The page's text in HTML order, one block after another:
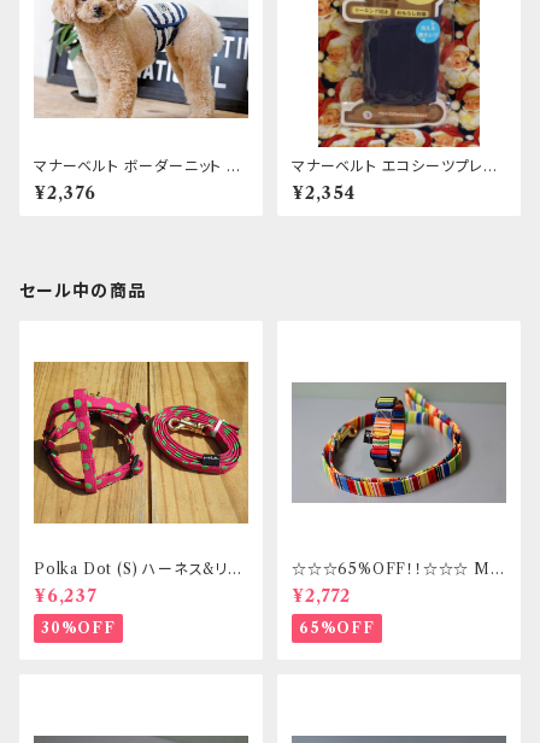
マナーベルト ボーダーニット 3
号
¥2,376
マナーベルト エコシーツプレミ
アム 3号
¥2,354
セール中の商品
Polka Dot (S) ハーネス&リー
ドセット _ フントヒュッテオリジ
ナル
¥6,237
30%OFF
☆☆☆65%OFF！！☆☆☆ Mサ
イズ 首輪&リードセット _ フント
ヒュッテオリジナル
¥2,772
65%OFF